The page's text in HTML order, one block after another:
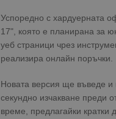
Успоредно с хардуерната
17", която е планирана за
уеб страници чрез
реализира онлайн поръчки.
Новата версия ще въведе и
секундно изчакване преди
време, предлагайки кратки